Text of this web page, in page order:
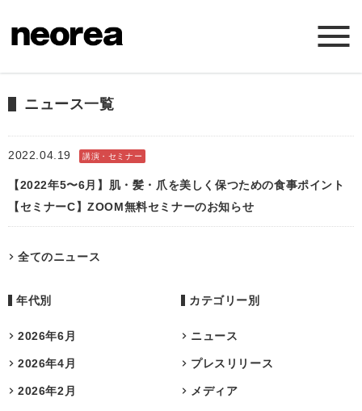
ニュース
ミッション
お問い合わせ
ニュース一覧
2022.04.19 講演・セミナー
【2022年5〜6月】肌・髪・爪を美しく保つための食事ポイント
【セミナーC】ZOOM無料セミナーのお知らせ
全てのニュース
年代別
2026年6月
2026年4月
2026年2月
カテゴリー別
ニュース
プレスリリース
メディア